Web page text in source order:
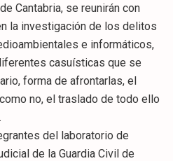
Cantabria, se reunirán con
la investigación de los delitos
e informáticos,
casuísticas que se
forma de afrontarlas, el
no, el traslado de todo ello
del laboratorio de
de la Guardia Civil de